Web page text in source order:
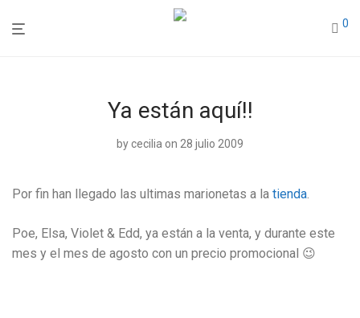
0
Ya están aquí!!
bycecilia on 28 julio 2009
Por fin han llegado las ultimas marionetas a la tienda.
Poe, Elsa, Violet & Edd, ya están a la venta, y durante este
mes y el mes de agosto con un precio promocional 😉